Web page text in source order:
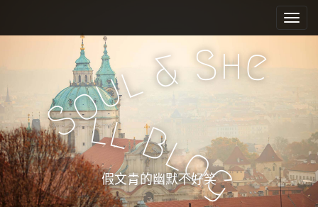
e
n
u
i
c
n
t
e
n
t
Soul & She
llBl
og
假文青的幽默不好笑